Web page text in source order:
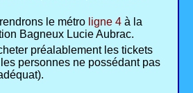
le métro ligne 4 à la
Bagneux Lucie Aubrac.
préalablement les tickets
personnes ne possédant pas